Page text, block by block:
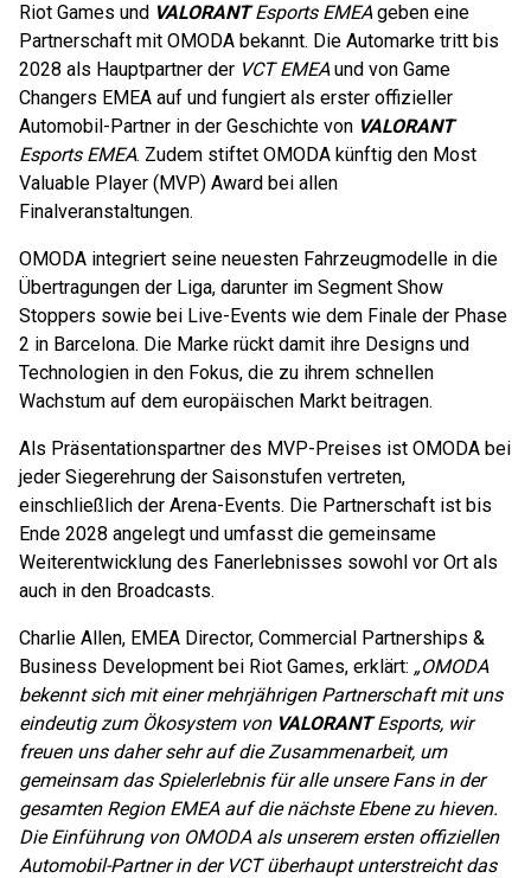
Riot Games und VALORANTEsports EMEAgeben eine
Partnerschaft mit OMODA bekannt. Die Automarke tritt bis
2028 als Hauptpartner der VCT EMEAund von Game
Changers EMEA auf und fungiert als erster offizieller
Automobil-Partner in der Geschichte von VALORANT
Esports EMEA. Zudem stiftet OMODA künftig den Most
Valuable Player (MVP) Award bei allen
Finalveranstaltungen.
OMODA integriert seine neuesten Fahrzeugmodelle in die
Übertragungen der Liga, darunter im Segment Show
Stoppers sowie bei Live-Events wie dem Finale der Phase
2 in Barcelona. Die Marke rückt damit ihre Designs und
Technologien in den Fokus, die zu ihrem schnellen
Wachstum auf dem europäischen Markt beitragen.
Als Präsentationspartner des MVP-Preises ist OMODA bei
jeder Siegerehrung der Saisonstufen vertreten,
einschließlich der Arena-Events. Die Partnerschaft ist bis
Ende 2028 angelegt und umfasst die gemeinsame
Weiterentwicklung des Fanerlebnisses sowohl vor Ort als
auch in den Broadcasts.
Charlie Allen, EMEA Director, Commercial Partnerships &
Business Development bei Riot Games, erklärt: „OMODA
bekennt sich mit einer mehrjährigen Partnerschaft mit uns
eindeutig zum Ökosystem von VALORANTEsports, wir
freuen uns daher sehr auf die Zusammenarbeit, um
gemeinsam das Spielerlebnis für alle unsere Fans in der
gesamten Region EMEA auf die nächste Ebene zu hieven.
Die Einführung von OMODA als unserem ersten offiziellen
Automobil-Partner in der VCT überhaupt unterstreicht das